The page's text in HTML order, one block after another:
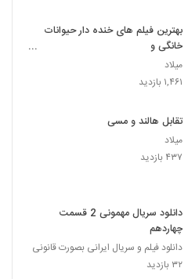
بهترین فیلم های خنده دار حیوانات
خانگی و
کودکان,مستند,حیوانات,شکار,حیات
وحش,راز بقا
میلاد
۱,۴۶۱ بازدید
تقابل هالند و مسی
میلاد
۴۳۷ بازدید
دانلود سریال مهمونی 2 قسمت
چهاردهم
دانلود فیلم و سریال ایرانی بصورت قانونی
۳۲ بازدید